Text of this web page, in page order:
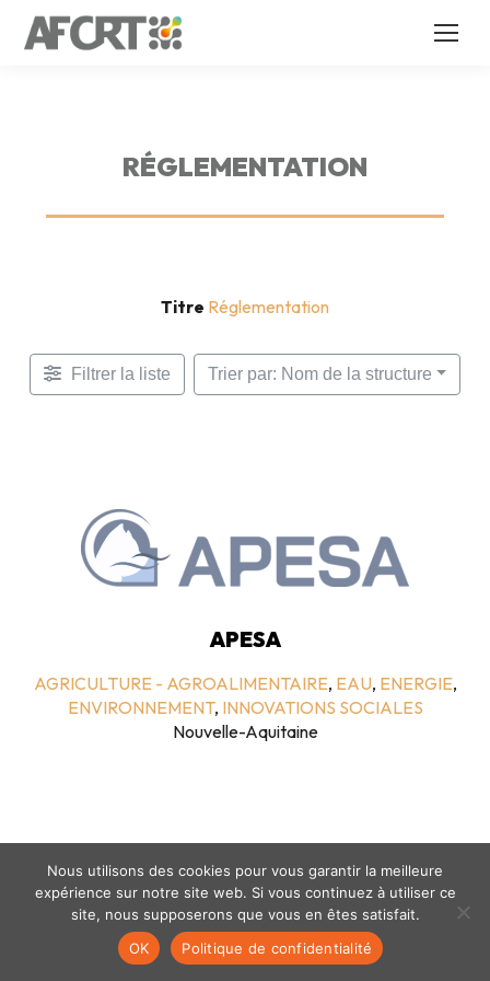
RÉGLEMENTATION
Titre Réglementation
Filtrer la liste Trier par: Nom de la structure
APESA
AGRICULTURE - AGROALIMENTAIRE, EAU, ENERGIE,
ENVIRONNEMENT, INNOVATIONS SOCIALES
Nouvelle-Aquitaine
Mentions légales - politique de confidentialité
Nous utilisons des cookies pour vous garantir la meilleure
expérience sur notre site web. Si vous continuez à utiliser ce
site, nous supposerons que vous en êtes satisfait.
OK
Politique de confidentialité